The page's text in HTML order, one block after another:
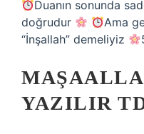
Duanın sonunda
doğrudur
Ama
“İnşallah” demeliyiz
YAZILIR